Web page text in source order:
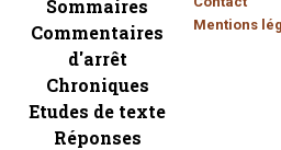
Sommaires
Commentaires
d'arrêt
Chroniques
Etudes de texte
Réponses
Mentions